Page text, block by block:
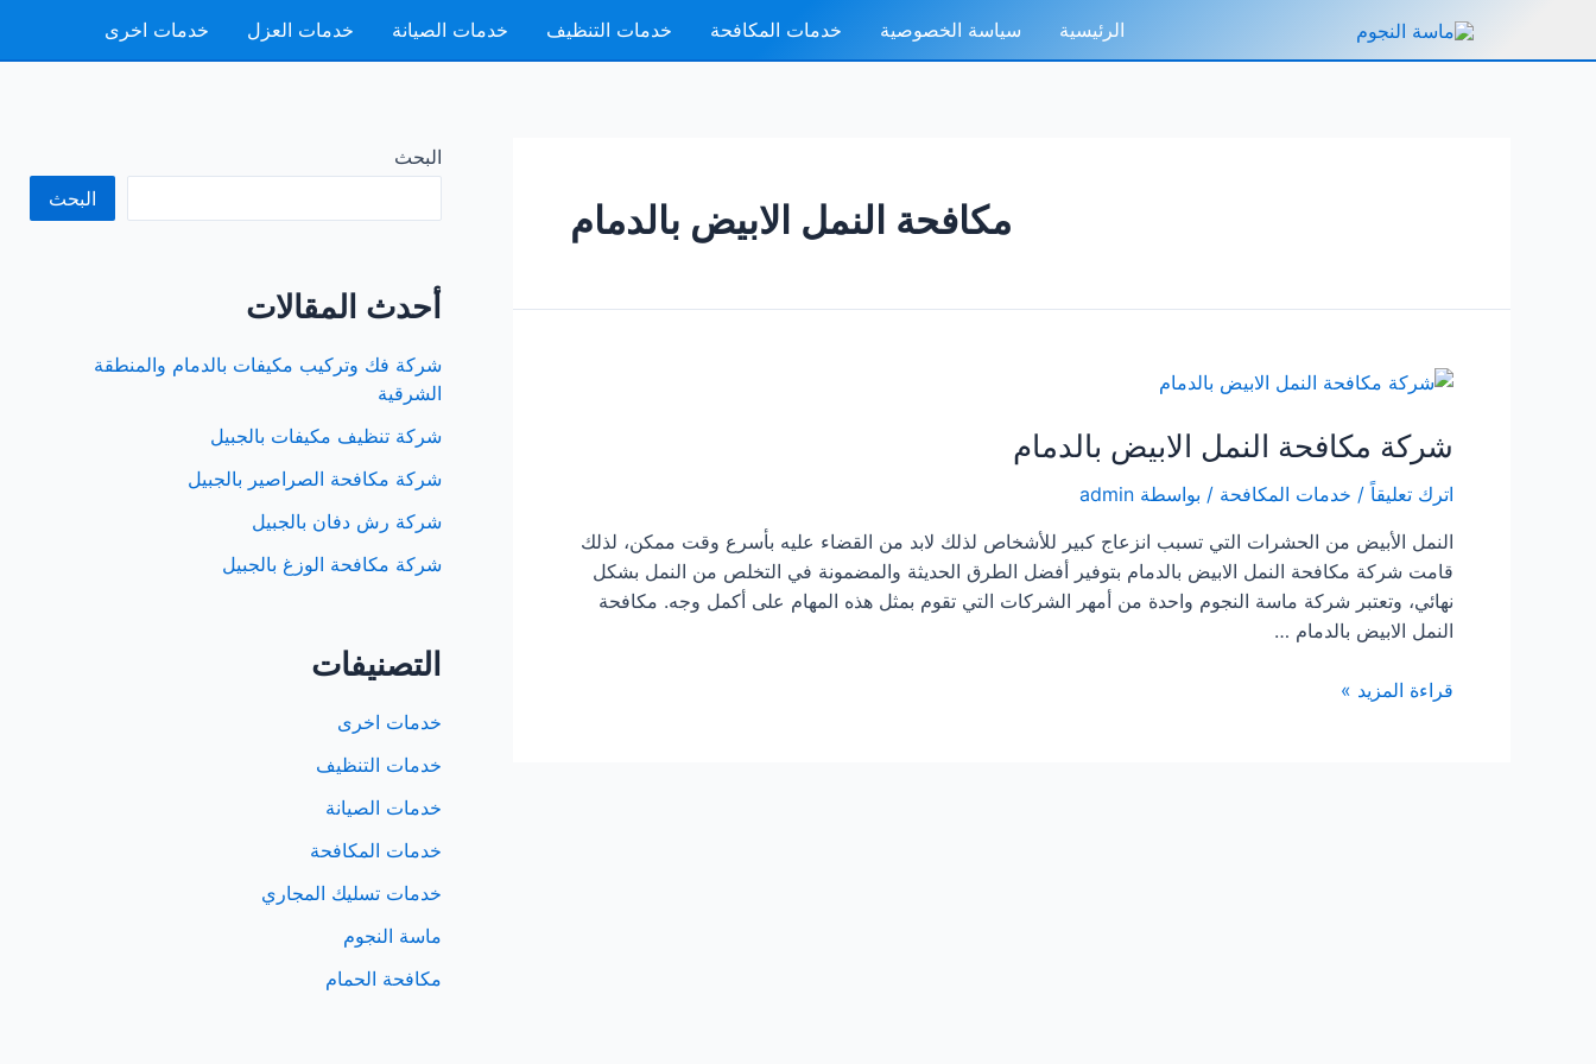
الرئيسية سياسة الخصوصية خدمات المكافحة خدمات التنظيف خدمات الصيانة خدمات العزل خدمات اخرى
مكافحة النمل الابيض بالدمام
شركة مكافحة النمل الابيض بالدمام
اترك تعليقاً / خدمات المكافحة / بواسطة admin
النمل الأبيض من الحشرات التي تسبب انزعاج كبير للأشخاص لذلك لابد من القضاء عليه بأسرع وقت ممكن، لذلك
قامت شركة مكافحة النمل الابيض بالدمام بتوفير أفضل الطرق الحديثة والمضمونة في التخلص من النمل بشكل
نهائي، وتعتبر شركة ماسة النجوم واحدة من أمهر الشركات التي تقوم بمثل هذه المهام على أكمل وجه. مكافحة
النمل الابيض بالدمام …
شركة
قراءة المزيد »
البحث
البحث
أحدث المقالات
شركة فك وتركيب مكيفات بالدمام والمنطقة
الشرقية
شركة تنظيف مكيفات بالجبيل
شركة مكافحة الصراصير بالجبيل
شركة رش دفان بالجبيل
شركة مكافحة الوزغ بالجبيل
التصنيفات
خدمات اخرى
خدمات التنظيف
خدمات الصيانة
خدمات المكافحة
خدمات تسليك المجاري
ماسة النجوم
مكافحة الحمام